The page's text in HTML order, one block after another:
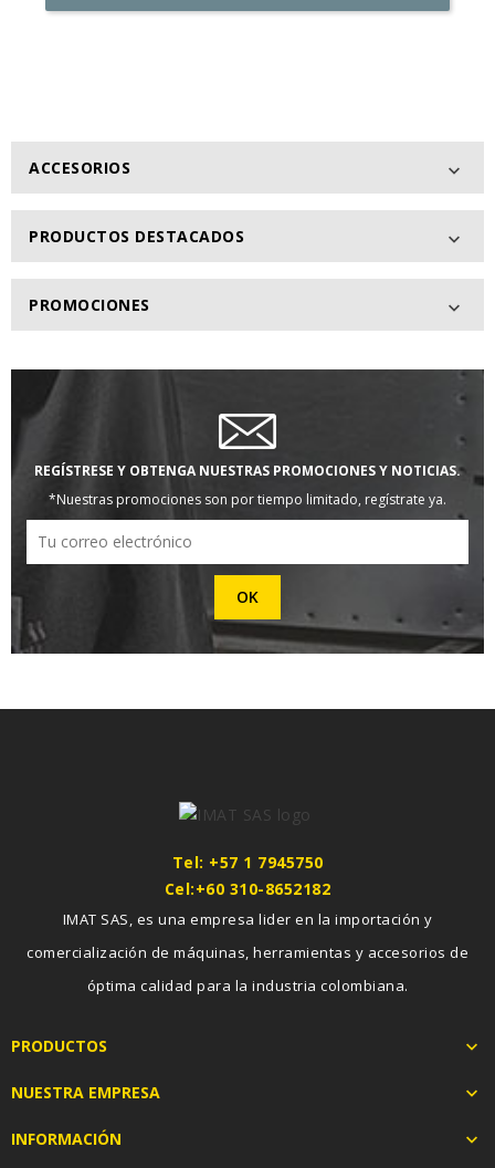
ACCESORIOS 
PRODUCTOS DESTACADOS 
PROMOCIONES 
REGÍSTRESE Y OBTENGA NUESTRAS PROMOCIONES Y NOTICIAS.
*Nuestras promociones son por tiempo limitado, regístrate ya.
Tel: +57 1 7945750
Cel:+60 310-8652182
IMAT SAS, es una empresa lider en la importación y
comercialización de máquinas, herramientas y accesorios de
óptima calidad para la industria colombiana.
PRODUCTOS 
NUESTRA EMPRESA 
INFORMACIÓN 